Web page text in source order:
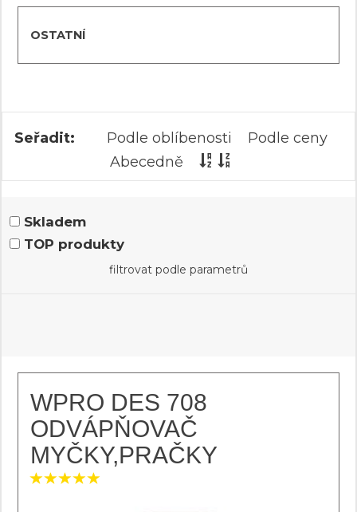
OSTATNÍ
Seřadit: Podle oblíbenosti
Podle ceny
Abecedně
Skladem
TOP produkty
filtrovat podle parametrů
WPRO DES 708
ODVÁPŇOVAČ
MYČKY,PRAČKY